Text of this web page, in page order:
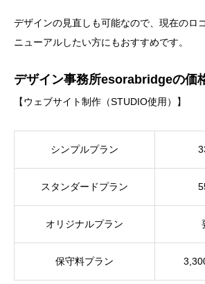
デザインの見直しも可能なので、現在のロ
ニューアルしたい方にもおすすめです。
デザイン事務所esorabridgeの価
【ウェブサイト制作（STUDIO使用）】
シンプルプラン
スタンダードプラン
オリジナルプラン
保守料プラン